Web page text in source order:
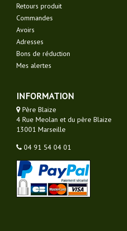
Retours produit
Commandes
Avoirs
Adresses
Bons de réduction
Mes alertes
INFORMATION
Père Blaize
4 Rue Meolan et du père Blaize
13001 Marseille
04 91 54 04 01